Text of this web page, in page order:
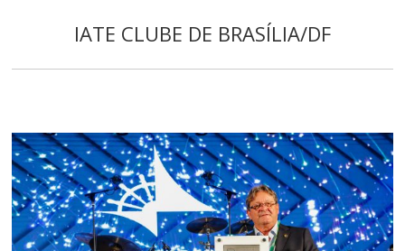
IATE CLUBE DE BRASÍLIA/DF